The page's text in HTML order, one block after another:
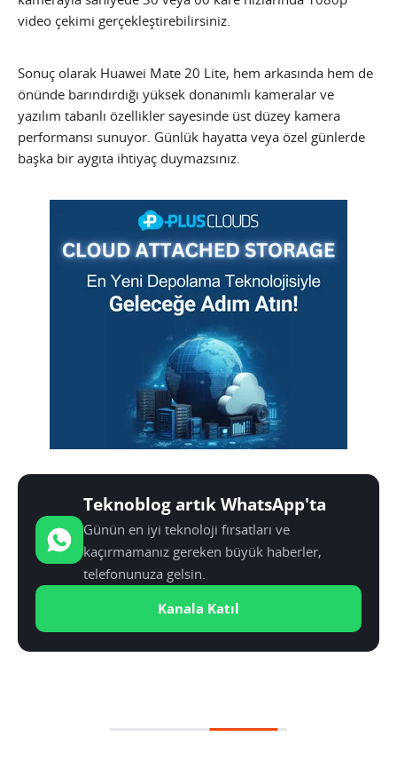
video çekimi gerçekleştirebilirsiniz.
Sonuç olarak Huawei Mate 20 Lite, hem arkasında hem de
önünde barındırdığı yüksek donanımlı kameralar ve
yazılım tabanlı özellikler sayesinde üst düzey kamera
performansı sunuyor. Günlük hayatta veya özel günlerde
başka bir aygıta ihtiyaç duymazsınız.
Teknoblog artık WhatsApp'ta
Günün en iyi teknoloji fırsatları ve
kaçırmamanız gereken büyük haberler,
telefonunuza gelsin.
Kanala Katıl